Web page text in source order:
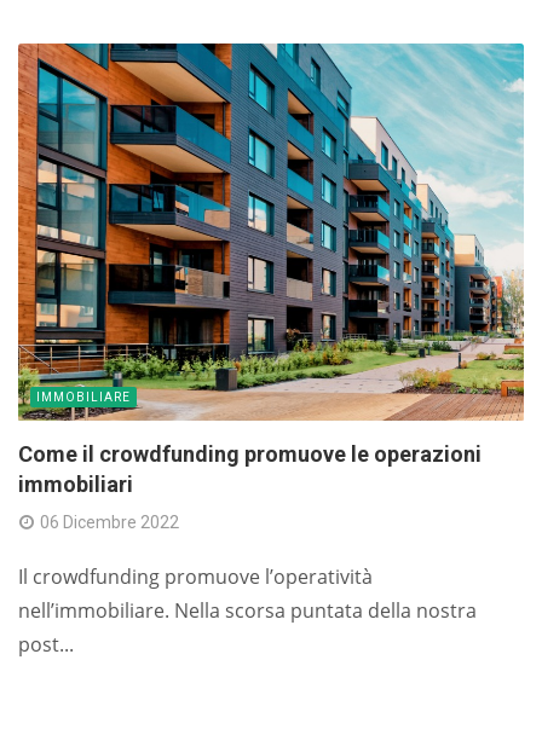
IMMOBILIARE
Come il crowdfunding promuove le operazioni
immobiliari
06 Dicembre 2022
Il crowdfunding promuove l’operatività
nell’immobiliare. Nella scorsa puntata della nostra
post...